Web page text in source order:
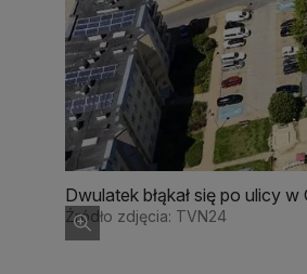
Dwulatek błąkał się po ulicy
Źródło zdjęcia: TVN24